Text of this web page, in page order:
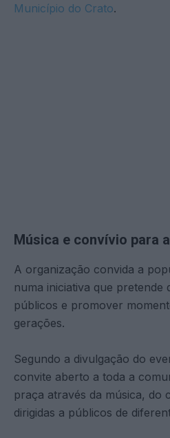
Município do Crato.
Música e convívio para
A organização convida a
numa iniciativa que pretende
públicos e promover
gerações.
Segundo a divulgação do
convite aberto a toda a
praça através da música, do
dirigidas a públicos de